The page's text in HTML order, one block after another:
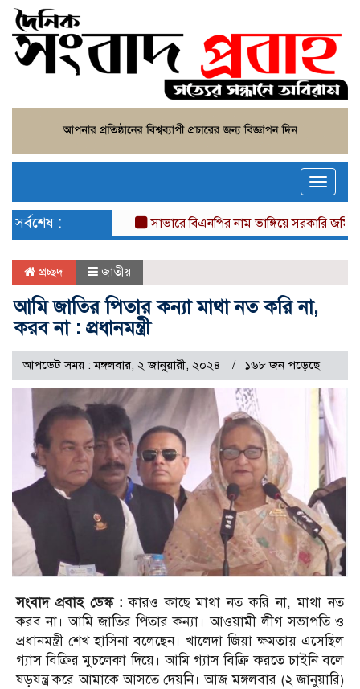
Toggle
সর্বশেষ : সাভারে বিএনপির নাম ভাঙ্গিয়ে সরকারি জমি
প্রচ্ছদ জাতীয়
আমি জাতির পিতার কন্যা মাথা নত করি না,
করব না : প্রধানমন্ত্রী
আপডেট সময় : মঙ্গলবার, ২ জানুয়ারী, ২০২৪ ১৬৮ জন পড়েছে
সংবাদ প্রবাহ ডেস্ক :কারও কাছে মাথা নত করি না, মাথা নত
করব না। আমি জাতির পিতার কন্যা। আওয়ামী লীগ সভাপতি ও
প্রধানমন্ত্রী শেখ হাসিনা বলেছেন। খালেদা জিয়া ক্ষমতায় এসেছিল
গ্যাস বিক্রির মুচলেকা দিয়ে। আমি গ্যাস বিক্রি করতে চাইনি বলে
ষড়যন্ত্র করে আমাকে আসতে দেয়নি। আজ মঙ্গলবার (২ জানুয়ারি)